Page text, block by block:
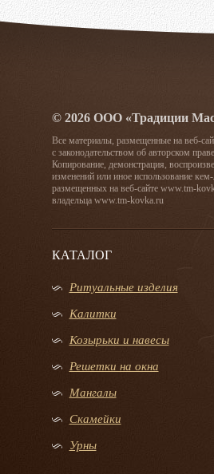
© 2026 ООО «Традиции
Все материалы, размещенные на веб-
с законодательством об авторском
Копирование, демонстрация,
изменений или иное использование
размещенных на веб-сайте www.tm-
владельца www.tm-kovka.ru
КАТАЛОГ
Ритуальные изделия
Калитки
Козырьки и навесы
Решетки на окна
Мангалы
Скамейки
Урны